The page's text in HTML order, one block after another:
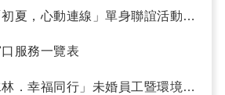
夏，心動連線」單身聯誼活動因
服務一覽表
．幸福同行」未婚員工暨環境教